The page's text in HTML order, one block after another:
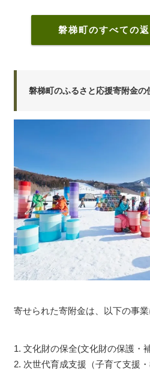
磐梯町のすべての
磐梯町のふるさと応援寄附金の
寄せられた寄附金は、以下の事業
1. 文化財の保全(文化財の保護・
2. 次世代育成支援（子育て支援・